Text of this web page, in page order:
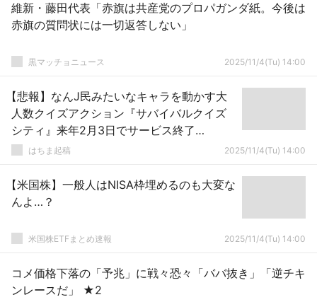
維新・藤田代表「赤旗は共産党のプロパガンダ紙。今後は
赤旗の質問状には一切返答しない」
黒マッチョニュース 2025/11/4(Tu) 14:00
【悲報】なんJ民みたいなキャラを動かす大
人数クイズアクション『サバイバルクイズ
シティ』来年2月3日でサービス終了
へ・・・
はちま起稿 2025/11/4(Tu) 14:00
【米国株】一般人はNISA枠埋めるのも大変な
んよ…？
米国株ETFまとめ速報 2025/11/4(Tu) 14:00
コメ価格下落の「予兆」に戦々恐々「ババ抜き」「逆チキ
ンレースだ」 ★2